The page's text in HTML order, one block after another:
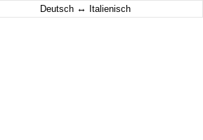
Deutsch ↔ Italienisch